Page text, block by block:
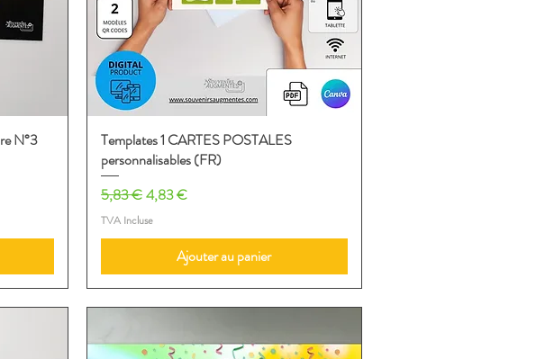
N°3
Aperçu rapide
Templates 1 CARTES POSTALES
personnalisables (FR)
Prix original
5,83 €Prix promotionnel
4,83 €
TVA Incluse
Ajouter au panier